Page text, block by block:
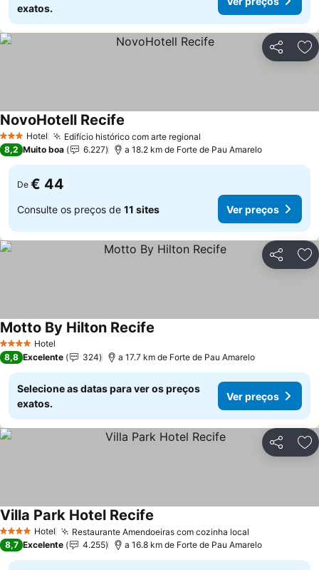
exatos.
Partilhar
3 EstrelasHotel Edifício histórico com arte regional
NovoHotell Recife
8,2 Muito boa 6.227 a 18.2 km de Forte de Pau Amarelo
De € 44
Consulte os preços de 11 sites Ver preços
Partilhar
4 EstrelasHotel
Motto By Hilton Recife
8,8 Excelente 324 a 17.7 km de Forte de Pau Amarelo
Selecione as datas para ver os preços
exatos.
Ver preços
Partilhar
4 EstrelasHotel Restaurante Amendoeiras com cozinha local
Villa Park Hotel Recife
8,7 Excelente 4.255 a 16.8 km de Forte de Pau Amarelo